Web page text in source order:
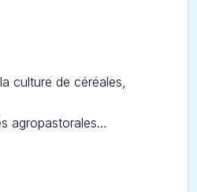
culture de céréales,
agropastorales…